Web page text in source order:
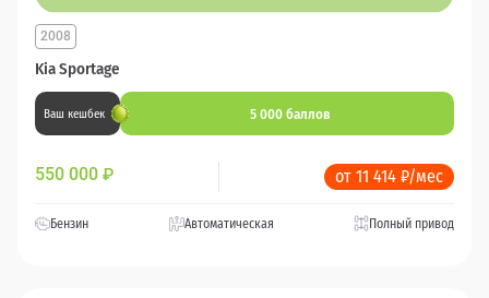
Kia Sportage
2008
Ваш кешбек 5 000 баллов
550 000 ₽ от 11 414 ₽/мес
Бензин Автоматическая Полный привод